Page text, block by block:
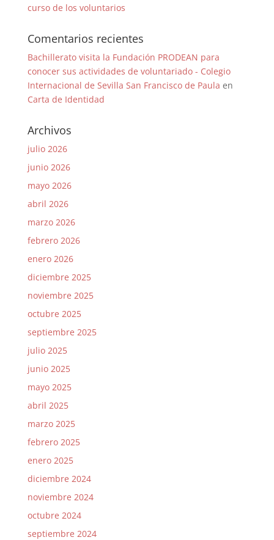
curso de los voluntarios
Comentarios recientes
Bachillerato visita la Fundación PRODEAN para
conocer sus actividades de voluntariado - Colegio
Internacional de Sevilla San Francisco de Paula en
Carta de Identidad
Archivos
julio 2026
junio 2026
mayo 2026
abril 2026
marzo 2026
febrero 2026
enero 2026
diciembre 2025
noviembre 2025
octubre 2025
septiembre 2025
julio 2025
junio 2025
mayo 2025
abril 2025
marzo 2025
febrero 2025
enero 2025
diciembre 2024
noviembre 2024
octubre 2024
septiembre 2024